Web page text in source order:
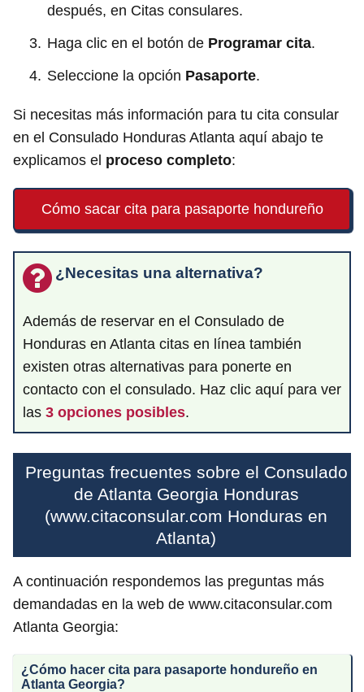
después, en Citas consulares.
Haga clic en el botón de Programar cita.
Seleccione la opción Pasaporte.
Si necesitas más información para tu cita consular
en el Consulado Honduras Atlanta aquí abajo te
explicamos el proceso completo:
Cómo sacar cita para pasaporte hondureño
¿Necesitas una alternativa?
Además de reservar en el Consulado de
Honduras en Atlanta citas en línea también
existen otras alternativas para ponerte en
contacto con el consulado. Haz clic aquí para ver
las 3 opciones posibles.
Preguntas frecuentes sobre el Consulado
de Atlanta Georgia Honduras
(www.citaconsular.com Honduras en
Atlanta)
A continuación respondemos las preguntas más
demandadas en la web de www.citaconsular.com
Atlanta Georgia:
¿Cómo hacer cita para pasaporte hondureño en
Atlanta Georgia?